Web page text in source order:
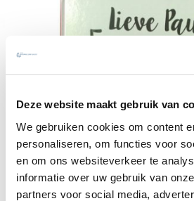
Deze website maakt gebruik van
We gebruiken cookies om content
personaliseren, om functies voor
en om ons websiteverkeer te
informatie over uw gebruik van
partners voor social media,